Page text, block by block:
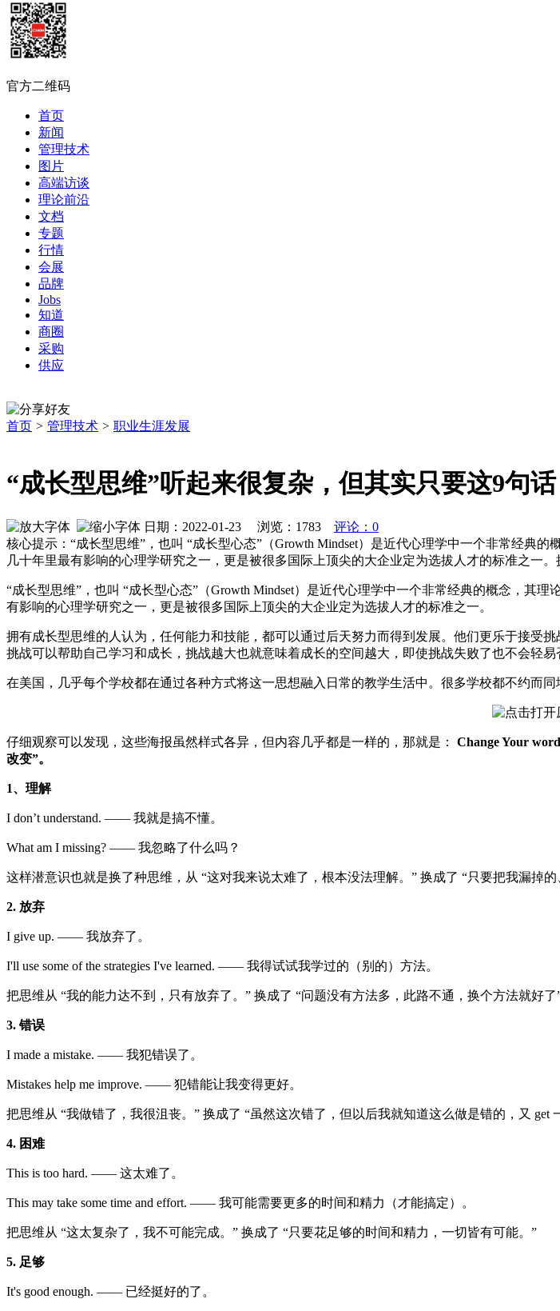
官方二维码
首页
新闻
管理技术
图片
高端访谈
理论前沿
文档
专题
行情
会展
品牌
Jobs
知道
商圈
采购
供应
首页 > 管理技术 > 职业生涯发展
“成长型思维”听起来很复杂，但其实只要这9句话
日期：2022-01-23 浏览： 1783
评论：0
核心提示：“成长型思维”，也叫 “成长型心态”（Growth Mindset）是近代心理学中一个非常经典
几十年里最有影响的心理学研究之一，更是被很多国际上顶尖的大企业定为选拔人才的标准之一
“成长型思维”，也叫 “成长型心态” （Growth Mindset） 是近代心理学中一个非常经典的概念，其理
有影响的心理学研究之一，更是被很多国际上顶尖的大企业定为选拔人才的标准之一。
拥有成长型思维的人认为，任何能力和技能，都可以通过后天努力而得到发展。他们更乐于接受
挑战可以帮助自己学习和成长， 挑战越大也就意味着成长的空间越大， 即使挑战失败了也不会轻
在美国，几乎每个学校都在通过各种方式将这一思想融入日常的教学生活中。很多学校都不约而同
仔细观察可以发现，这些海报虽然样式各异，但内容几乎都是一样的，那就是：
改变”。
1、理解
I don’t understand. —— 我就是搞不懂。
What am I missing? —— 我忽略了什么吗？
这样潜意识也就是换了种思维，从 “这对我来说太难了，根本没法理解。” 换成了 “只要把我漏掉的
2. 放弃
I give up. —— 我放弃了。
I'll use some of the strategies I've learned. —— 我得试试我学过的（别的）方法。
把思维从 “我的能力达不到，只有放弃了。” 换成了 “问题没有方法多，此路不通，换个方法就好了”